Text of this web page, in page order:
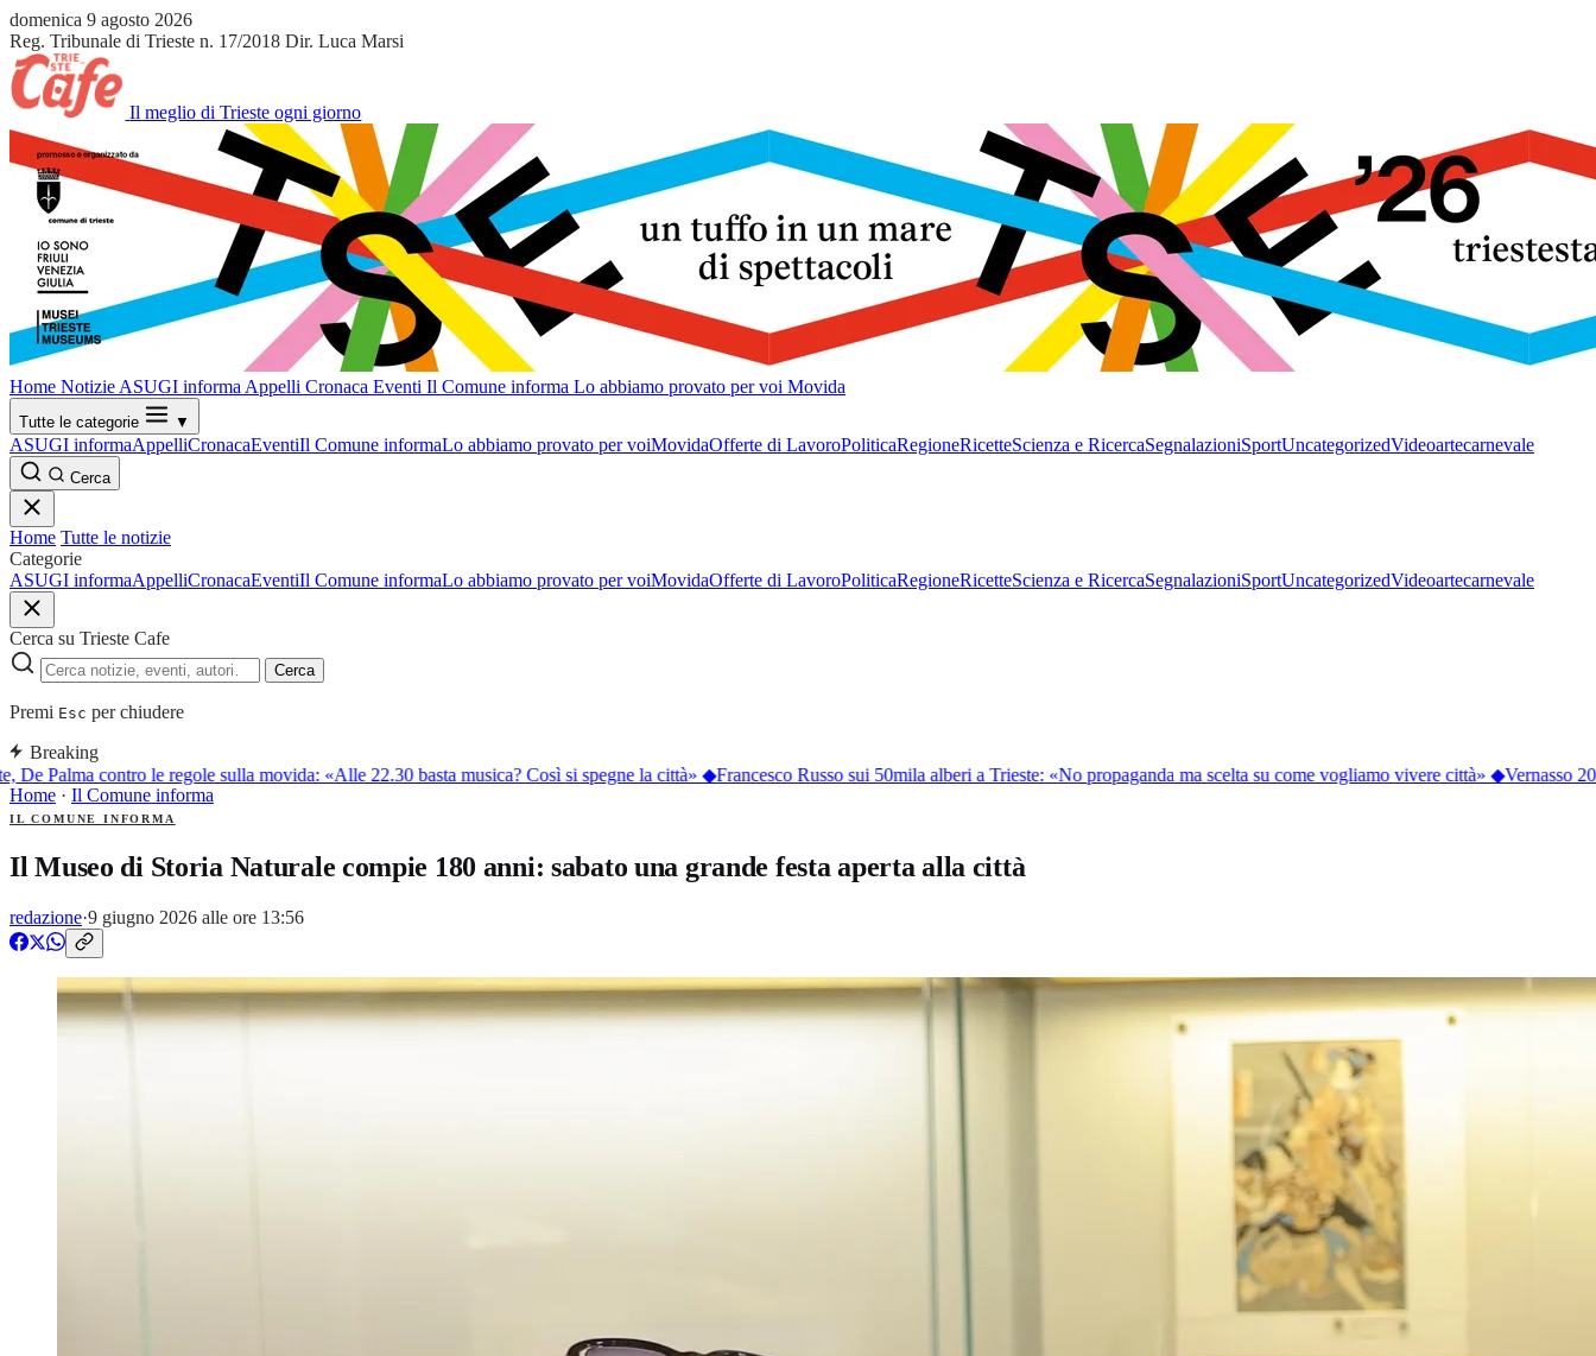
domenica 9 agosto 2026
Reg. Tribunale di Trieste n. 17/2018 Dir. Luca Marsi
Il meglio di Trieste ogni giorno
Home Notizie ASUGI informa Appelli Cronaca Eventi Il Comune informa Lo abbiamo provato per voi Movida
Tutte le categorie ▼
ASUGI informaAppelliCronacaEventiIl Comune informaLo abbiamo provato per voiMovidaOfferte di LavoroPoliticaRegioneRicetteScienza e RicercaSegnalazioniSportUncategorizedVideoartecarnevale
Cerca
Home Tutte le notizie
Categorie
ASUGI informaAppelliCronacaEventiIl Comune informaLo abbiamo provato per voiMovidaOfferte di LavoroPoliticaRegioneRicetteScienza e RicercaSegnalazioniSportUncategorizedVideoartecarnevale
Cerca su Trieste Cafe
Cerca
Premi Esc per chiudere
Breaking
De Palma contro le regole sulla movida: «Alle 22.30 basta musica? Così si spegne la città»◆Francesco Russo sui 50mila alberi a Trieste: «No propaganda ma scelta su come vogliamo vivere città»◆Vernasso
Home · Il Comune informa
IL COMUNE INFORMA
Il Museo di Storia Naturale compie 180 anni: sabato una grande festa aperta alla città
redazione·9 giugno 2026 alle ore 13:56